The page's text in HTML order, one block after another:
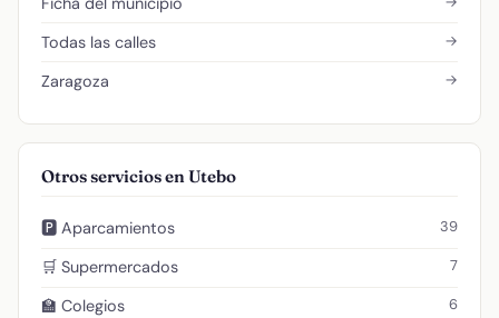
Todas las calles →
Zaragoza →
Otros servicios en Utebo
🅿️ Aparcamientos 39
🛒 Supermercados 7
🏫 Colegios 6